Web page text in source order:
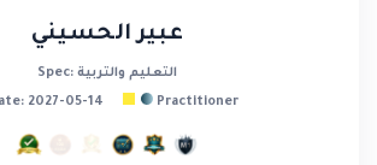
عبير الحسيني
Spec: التعليم والتربية
2027-05-14
Practitioner